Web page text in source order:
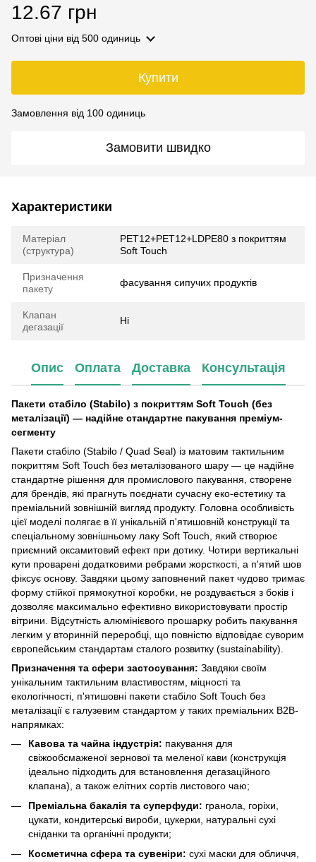
12.67 грн
Оптові ціни від 500 одиниць
Купити
Замовлення від 100 одиниць
Замовити швидко
Характеристики
Матеріал
(структура)
РET12+РET12+LDPE80 з покриттям
Soft Touch
Призначення
пакету
фасування сипучих продуктів
Клапан
дегазації
Ні
Опис Оплата Доставка Консультація
Пакети стабіло (Stabilo) з покриттям Soft Touch (без
металізації) — надійне стандартне пакування преміум-
сегменту
Пакети стабіло (Stabilo / Quad Seal) із матовим тактильним
покриттям Soft Touch без металізованого шару — це надійне
стандартне рішення для промислового пакування, створене
для брендів, які прагнуть поєднати сучасну еко-естетику та
преміальний зовнішній вигляд продукту. Головна особливість
цієї моделі полягає в її унікальній п'ятишовній конструкції та
спеціальному зовнішньому лаку Soft Touch, який створює
приємний оксамитовий ефект при дотику. Чотири вертикальні
кути проварені додатковими ребрами жорсткості, а п'ятий шов
фіксує основу. Завдяки цьому заповнений пакет чудово тримає
форму стійкої прямокутної коробки, не роздувається з боків і
дозволяє максимально ефективно використовувати простір
вітрини. Відсутність алюмінієвого прошарку робить пакування
легким у вторинній переробці, що повністю відповідає суворим
європейським стандартам сталого розвитку (sustainability).
Призначення та сфери застосування: Завдяки своїм
унікальним тактильним властивостям, міцності та
екологічності, п'ятишовні пакети стабіло Soft Touch без
металізації є галузевим стандартом у таких преміальних B2B-
напрямках:
Кавова та чайна індустрія: пакування для
свіжообсмаженої зернової та меленої кави (конструкція
ідеально підходить для встановлення дегазаційного
клапана), а також елітних сортів листового чаю;
Преміальна бакалія та суперфуди: гранола, горіхи,
цукати, кондитерські вироби, цукерки, натуральні сухі
сніданки та органічні продукти;
Косметична сфера та сувеніри: сухі маски для обличчя,